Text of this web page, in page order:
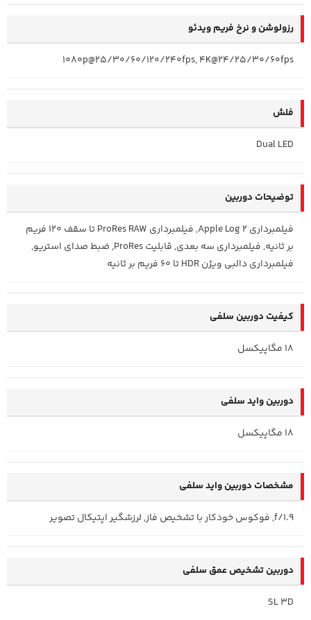
رزولوشن و نرخ فریم ویدئو
1080p@25/30/60/120/240fps, 4K@24/25/30/60fps
فلش
Dual LED
توضیحات دوربین
فیلمبرداری Apple Log 2, فیلمبرداری ProRes RAW تا سقف 120 فریم
بر ثانیه, فیلمبرداری سه بعدی, قابلیت ProRes, ضبط صدای استریو,
فیلمبرداری دالبی ویژن HDR تا 60 فریم بر ثانیه
کیفیت دوربین سلفی
18 مگاپیکسل
دوربین واید سلفی
18 مگاپیکسل
مشخصات دوربین واید سلفی
f/1.9, فوکوس خودکار با تشخیص فاز, لرزشگیر اپتیکال تصویر
دوربین تشخیص عمق سلفی
SL 3D